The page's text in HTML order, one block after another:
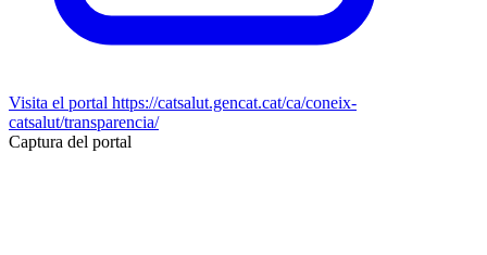
Visita el portal https://catsalut.gencat.cat/ca/coneix-
catsalut/transparencia/
Captura del portal